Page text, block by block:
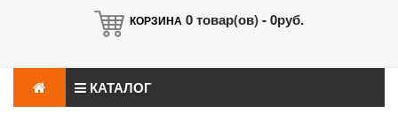
КОРЗИНА 0товар(ов) -0руб.
КАТАЛОГ